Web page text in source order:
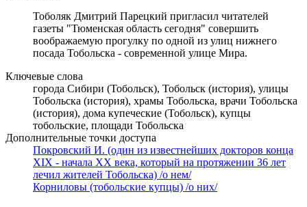
Тоболяк Дмитрий Парецкий пригласил читателей
газеты "Тюменская область сегодня" совершить
воображаемую прогулку по одной из улиц нижнего
посада Тобольска - современной улице Мира.
Ключевые слова
города Сибири (Тобольск), Тобольск (история), улицы
Тобольска (история), храмы Тобольска, врачи Тобольска
(история), дома купеческие (Тобольск), купцы
тобольские, площади Тобольска
Дополнительные точки доступа
Покровский И. (один из известнейших докторов конца
XIX - начала XX века, который на протяжении 36 лет
лечил жителей Тобольска) /о нем/
Корниловы (тобольские купцы) /о них/